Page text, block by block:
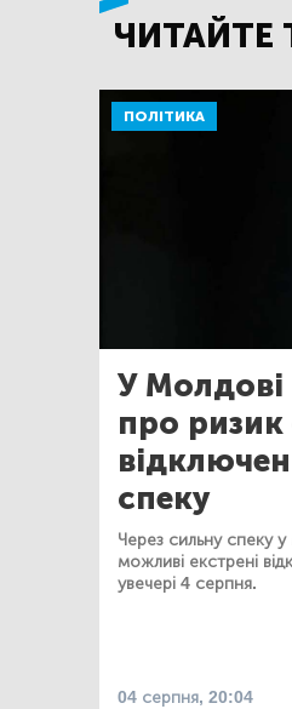
ЧИТАЙТЕ
ПОЛІТИКА
У
про ризик
спеку
Через сильну спеку
можливі екстрені
увечері 4 серпня.
04 серпня, 20:04